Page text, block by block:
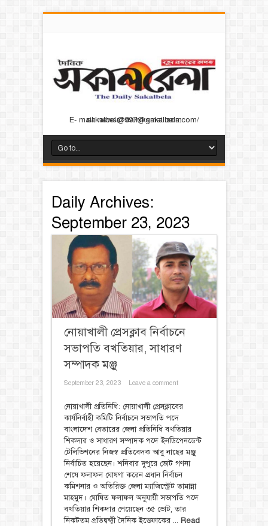
E- mail: news@dainiksakalbela.com/ sakalbela1997@gmail.com
Daily Archives:
September 23, 2023
নোয়াখালী প্রেসক্লাব নির্বাচনে
সভাপতি বখতিয়ার, সাধারণ
সম্পাদক মঞ্জু
September 23, 2023 Leave a comment
নোয়াখালী প্রতিনিধি: নোয়াখালী প্রেসক্লাবের
কার্যনির্বাহী কমিটি নির্বাচনে সভাপতি পদে
বাংলাদেশ বেতারের জেলা প্রতিনিধি বখতিয়ার
শিকদার ও সাধারণ সম্পাদক পদে ইনডিপেনডেন্ট
টেলিভিশনের নিজস্ব প্রতিবেদক আবু নাছের মঞ্জু
নির্বাচিত হয়েছেন। শনিবার দুপুরে ভোট গণনা
শেষে ফলাফল ঘোষণা করেন প্রধান নির্বাচন
কমিশনার ও অতিরিক্ত জেলা ম্যাজিস্ট্রেট তামান্না
মাহমুদ। ঘোষিত ফলাফল অনুযায়ী সভাপতি পদে
বখতিয়ার শিকদার পেয়েছেন ৩৫ ভোট, তার
নিকটতম প্রতিদ্বন্দ্বী দৈনিক ইত্তেফাকের ... Read